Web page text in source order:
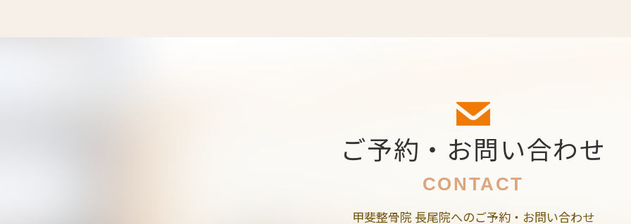
ご予約・お問い合わせ
CONTACT
甲斐整骨院 長尾院へのご予約・お問い合わせ